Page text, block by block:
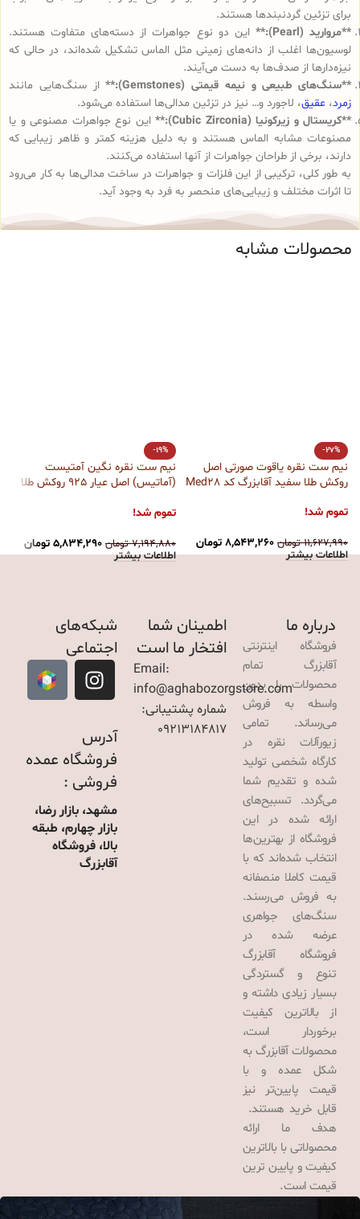
برای تزئین گردنبندها هستند.
**مروارید (Pearl):**
این دو نوع جواهرات از دسته‌های متفاوت هستند.
لوسیون‌ها اغلب از دانه‌های زمینی مثل الماس تشکیل شده‌اند، در حالی که
نیزه‌دارها از صدف‌ها به دست می‌آیند.
**سنگ‌های طبیعی و نیمه قیمتی (Gemstones):**
از سنگ‌هایی مانند
زمرد، عقیق، لاجورد و… نیز در تزئین مدالی‌ها استفاده می‌شود.
**کریستال و زیرکونیا (Cubic Zirconia):**
این نوع جواهرات مصنوعی و یا
مصنوعات مشابه الماس هستند و به دلیل هزینه کمتر و ظاهر زیبایی که
دارند، برخی از طراحان جواهرات از آنها استفاده می‌کنند.
به طور کلی، ترکیبی از این فلزات و جواهرات در ساخت مدالی‌ها به کار می‌رود
تا اثرات مختلف و زیبایی‌های منحصر به فرد به وجود آید.
محصولات مشابه
-27%
نیم ست نقره یاقوت صورتی اصل
روکش طلا سفید آقابزرگ کد Med28
تموم شد!
۱۱,۶۲۷,۹۹۰ تومان ۸,۵۴۳,۲۶۰ تومان
اطلاعات بیشتر
-19%
نیم ست نقره نگین آمتیست
(آماتیس) اصل عیار 925 روکش طلا
تموم شد!
۷,۱۹۴,۸۸۰ تومان ۵,۸۳۴,۲۹۰ تومان
اطلاعات بیشتر
درباره ما
فروشگاه اینترنتی
آقابزرگ تمام
محصولات را بدون
واسطه به فروش
می‌رساند. تمامی
زیورآلات نقره در
کارگاه شخصی تولید
شده و تقدیم شما
می‌گردد. تسبیح‌های
ارائه شده در این
فروشگاه از بهترین‌ها
انتخاب شده‌اند که با
قیمت کاملا منصفانه
به فروش می‌رسند.
سنگ‌های جواهری
عرضه شده در
فروشگاه آقابزرگ
تنوع و گستردگی
بسیار زیادی داشته و
از بالاترین کیفیت
برخوردار است،
محصولات آقابزرگ به
شکل عمده و با
قیمت پایین‌تر نیز
قابل خرید هستند.
هدف ما ارائه
محصولاتی با بالاترین
کیفیت و پایین ترین
قیمت است.
اطمینان شما
افتخار ما است
Email:
info@aghabozorgstore.com
شماره پشتیبانی:
09213184817
شبکه‌های
اجتماعی
آدرس
فروشگاه عمده
فروشی :
مشهد، بازار رضا،
بازار چهارم، طبقه
بالا، فروشگاه
آقابزرگ